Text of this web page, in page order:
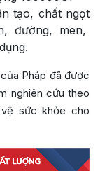
tạo, chất ngọt
đường, men,
của Pháp đã được
nghiên cứu theo
sức khỏe cho